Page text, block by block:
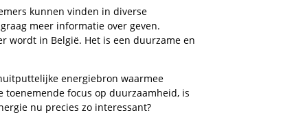
kunnen vinden in diverse
meer informatie over geven.
wordt in België. Het is een duurzame en
energiebron waarmee
focus op duurzaamheid, is
nu precies zo interessant?